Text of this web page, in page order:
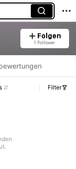
Folgen
1 Follower
Filter